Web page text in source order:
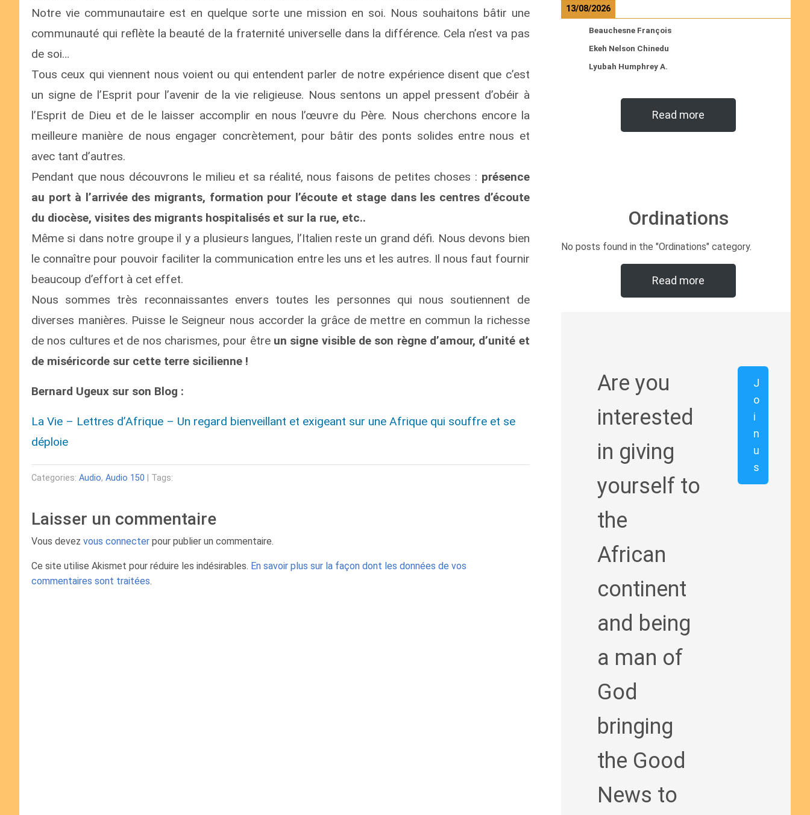
Notre vie communautaire est en quelque sorte une mission en soi. Nous souhaitons bâtir une
communauté qui reflète la beauté de la fraternité universelle dans la différence. Cela n’est va pas
de soi…
Tous ceux qui viennent nous voient ou qui entendent parler de notre expérience disent que c’est
un signe de l’Esprit pour l’avenir de la vie religieuse. Nous sentons un appel pressent d’obéir à
l’Esprit de Dieu et de le laisser accomplir en nous l’œuvre du Père. Nous cherchons encore la
meilleure manière de nous engager concrètement, pour bâtir des ponts solides entre nous et
avec tant d’autres.
Pendant que nous découvrons le milieu et sa réalité, nous faisons de petites choses : présence
au port à l’arrivée des migrants, formation pour l’écoute et stage dans les centres d’écoute
du diocèse, visites des migrants hospitalisés et sur la rue, etc..
Même si dans notre groupe il y a plusieurs langues, l’Italien reste un grand défi. Nous devons bien
le connaître pour pouvoir faciliter la communication entre les uns et les autres. Il nous faut fournir
beaucoup d’effort à cet effet.
Nous sommes très reconnaissantes envers toutes les personnes qui nous soutiennent de
diverses manières. Puisse le Seigneur nous accorder la grâce de mettre en commun la richesse
de nos cultures et de nos charismes, pour être un signe visible de son règne d’amour, d’unité et
de miséricorde sur cette terre sicilienne !
Bernard Ugeux sur son Blog :
La Vie – Lettres d’Afrique – Un regard bienveillant et exigeant sur une Afrique qui souffre et se
déploie
Categories: Audio, Audio 150 | Tags:
Laisser un commentaire
Vous devez vous connecter pour publier un commentaire.
Ce site utilise Akismet pour réduire les indésirables. En savoir plus sur la façon dont les données de vos
commentaires sont traitées.
13/08/2026
Beauchesne François
Ekeh Nelson Chinedu
Lyubah Humphrey A.
Read more
Ordinations
No posts found in the "Ordinations" category.
Read more
Are you
interested
in giving
yourself to
the
African
continent
and being
a man of
God
bringing
the Good
News to
J
o
i
n
u
s